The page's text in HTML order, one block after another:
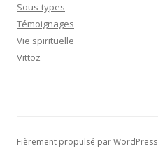
Sous-types
Témoignages
Vie spirituelle
Vittoz
Fièrement propulsé par WordPress